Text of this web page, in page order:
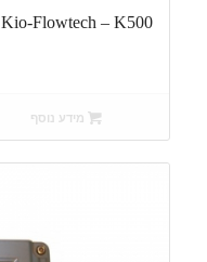
Kio-Flowtech – K500 – מראה זרימה מזכוכית עם ברז
מידע נוסף